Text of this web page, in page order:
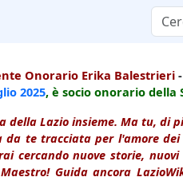
Onorario Erika Balestrieri
2025, è socio onorario della
della Lazio insieme. Ma tu, di
da te tracciata per l'amore
cercando nuove storie,
Guida ancora